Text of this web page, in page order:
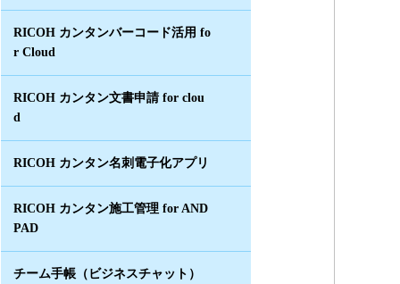
RICOH カンタンバーコード活用 fo
r Cloud
RICOH カンタン文書申請 for clou
d
RICOH カンタン名刺電子化アプリ
RICOH カンタン施工管理 for AND
PAD
チーム手帳（ビジネスチャット）